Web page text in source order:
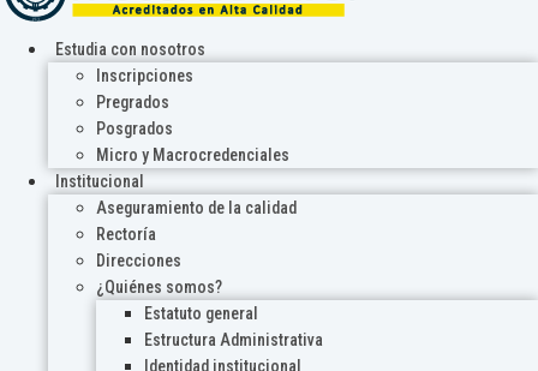
Estudia con nosotros
Inscripciones
Pregrados
Posgrados
Micro y Macrocredenciales
Institucional
Aseguramiento de la calidad
Rectoría
Direcciones
¿Quiénes somos?
Estatuto general
Estructura Administrativa
Identidad institucional